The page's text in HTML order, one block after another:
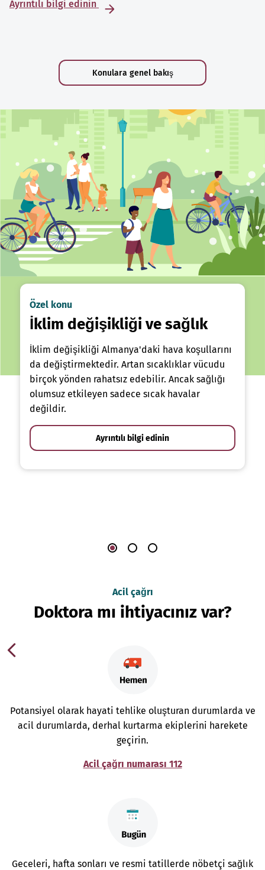
Ayrıntılı bilgi edinin
Konulara genel bakış
Özel konu
İklim değişikliği ve sağlık
İklim değişikliği Almanya'daki hava koşullarını
da değiştirmektedir. Artan sıcaklıklar vücudu
birçok yönden rahatsız edebilir. Ancak sağlığı
olumsuz etkileyen sadece sıcak havalar
değildir.
Ayrıntılı bilgi edinin
Acil çağrı
Doktora mı ihtiyacınız var?
Potansiyel olarak hayati tehlike oluşturan durumlarda ve
acil durumlarda, derhal kurtarma ekiplerini harekete
geçirin.
Acil çağrı numarası 112
Geceleri, hafta sonları ve resmi tatillerde nöbetçi sağlık